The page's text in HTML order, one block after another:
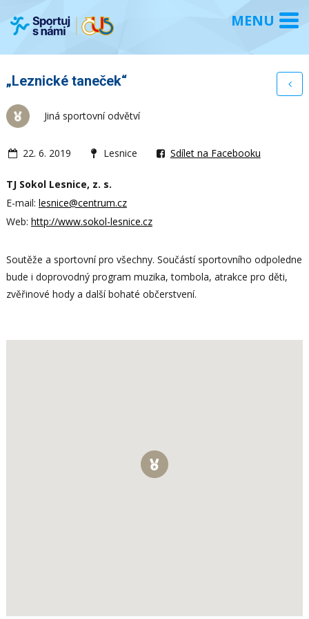
„Leznické taneček“
Jiná sportovní odvětví
22. 6. 2019 Lesnice Sdílet na Facebooku
TJ Sokol Lesnice, z. s.
E-mail: lesnice@centrum.cz
Web: http://www.sokol-lesnice.cz
Soutěže a sportovní pro všechny. Součástí sportovního odpoledne
bude i doprovodný program muzika, tombola, atrakce pro děti,
zvěřinové hody a další bohaté občerstvení.